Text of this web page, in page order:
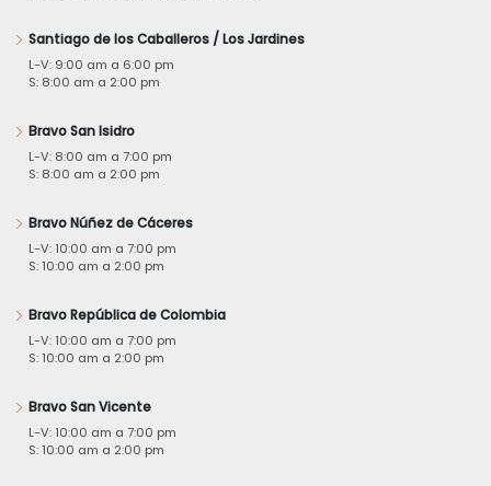
Santiago de los Caballeros / Los Jardines
L-V: 9:00 am a 6:00 pm
S: 8:00 am a 2:00 pm
Bravo San Isidro
L-V: 8:00 am a 7:00 pm
S: 8:00 am a 2:00 pm
Bravo Núñez de Cáceres
L-V: 10:00 am a 7:00 pm
S: 10:00 am a 2:00 pm
Bravo República de Colombia
L-V: 10:00 am a 7:00 pm
S: 10:00 am a 2:00 pm
Bravo San Vicente
L-V: 10:00 am a 7:00 pm
S: 10:00 am a 2:00 pm